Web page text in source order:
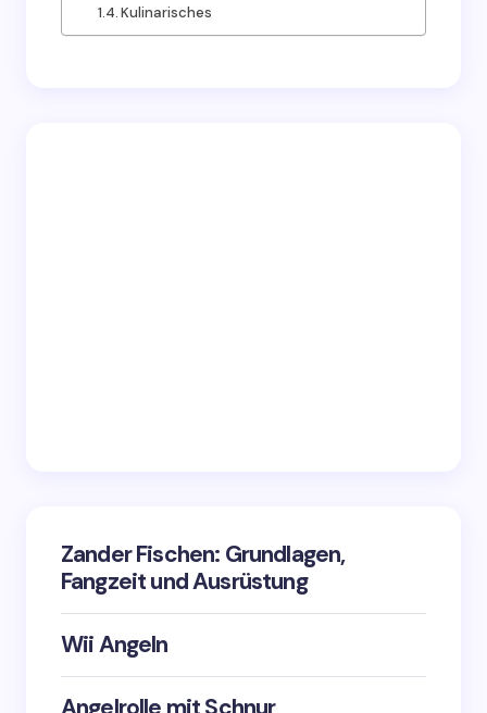
Kulinarisches
Zander Fischen: Grundlagen,
Fangzeit und Ausrüstung
Wii Angeln